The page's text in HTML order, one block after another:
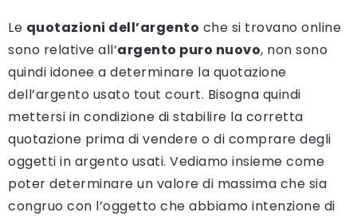
Le quotazioni dell’argento che si trovano online
sono relative all’argento puro nuovo, non sono
quindi idonee a determinare la quotazione
dell’argento usato tout court. Bisogna quindi
mettersi in condizione di stabilire la corretta
quotazione prima di vendere o di comprare degli
oggetti in argento usati. Vediamo insieme come
poter determinare un valore di massima che sia
congruo con l’oggetto che abbiamo intenzione di